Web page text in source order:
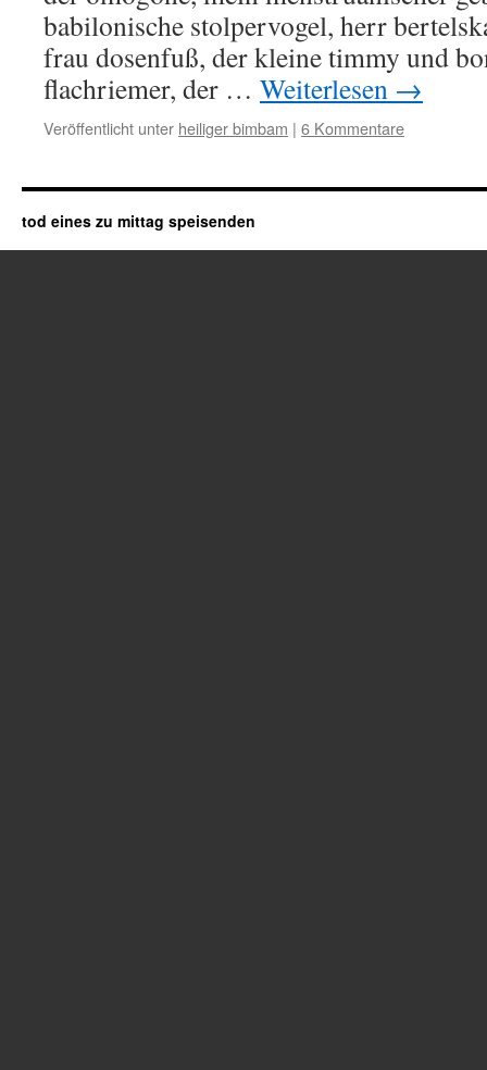
babilonische stolpervogel, herr
frau dosenfuß, der kleine timmy und
flachriemer, der … Weiterlesen →
Veröffentlicht unter heiliger bimbam | 6 Kommentare
tod eines zu mittag speisenden